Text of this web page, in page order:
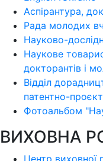
Аспірантура,
Рада молодих
Науково-
Наукове
докторантів і
Відділ
патентно-
Фотоальбом
ВИХОВНА